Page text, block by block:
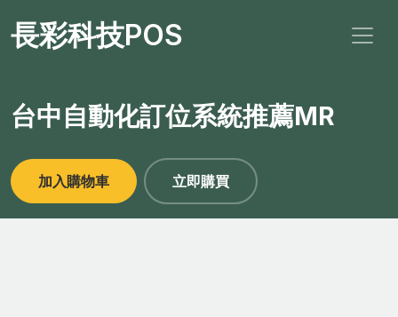
長彩科技POS
台中自動化訂位系統推薦MR
加入購物車 立即購買